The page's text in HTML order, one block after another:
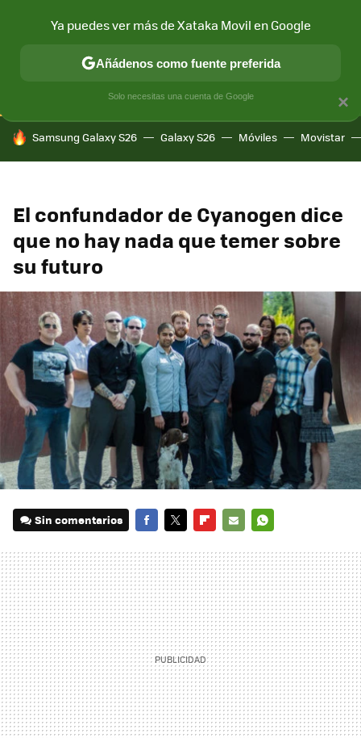
CONECTIVIDAD MÓVIL Y SOCIEDAD APLICACIONES
HOY SE HABLA DE
Samsung Galaxy S26 Galaxy S26 Móviles Movistar
El confundador de Cyanogen dice
que no hay nada que temer sobre
su futuro
Sin comentarios
MAIL
×
Ya puedes ver más de Xataka Movil en Google
Añádenos como fuente preferida
Solo necesitas una cuenta de Google